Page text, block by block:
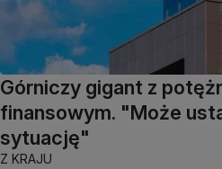
Górniczy gigant z
finansowym. "Może
sytuację"
Z KRAJU